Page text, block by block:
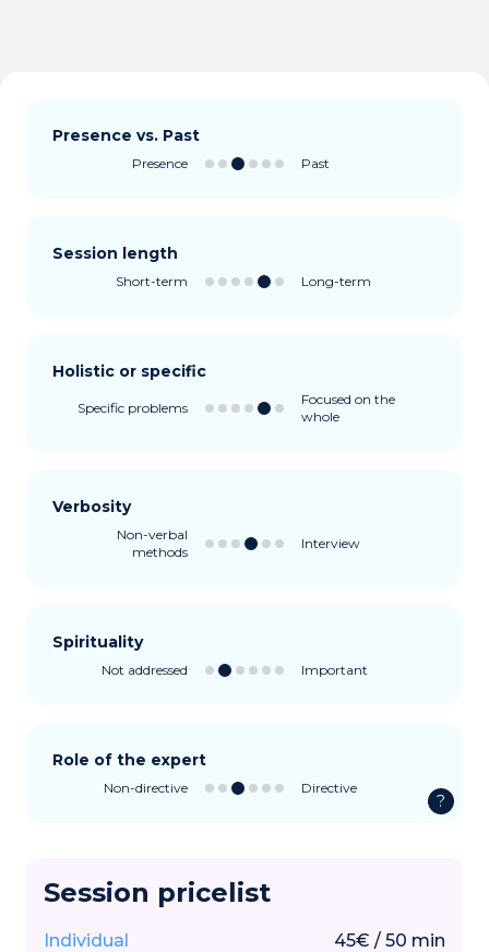
Presence vs. Past
Presence Past
Session length
Short-term Long-term
Holistic or specific
Specific problems
Focused on the
whole
Verbosity
Non-verbal
methods
Interview
Spirituality
Not addressed Important
Role of the expert
Non-directive Directive
?
Session pricelist
Individual 45€ / 50 min